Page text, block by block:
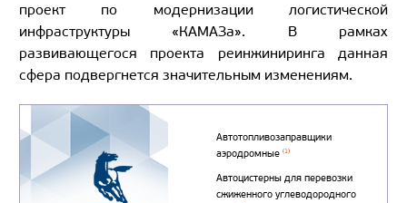
проект по модернизации логистической
инфраструктуры «КАМАЗа». В рамках
развивающегося проекта реинжиниринга данная
сфера подвергнется значительным изменениям.